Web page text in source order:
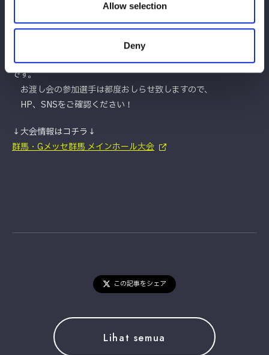
Allow selection
Deny
がございます。あらかじめご了承ください。
★今後も他会場にて、スターダム選手によるお渡し会を実施予定
です。
お渡し会の参加選手は都度おしらせ致しますので、
HP、SNSをご確認ください！
↓大会情報はコチラ↓
群馬・Gメッセ群馬 メインホール大会
この記事をシェア
Lihat semua